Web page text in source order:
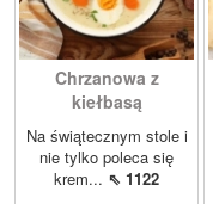
Chrzanowa z
kiełbasą
Na świątecznym stole i
nie tylko poleca się
krem... ⇖ 1122